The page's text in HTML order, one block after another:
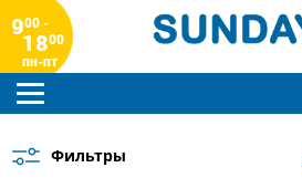
900 -
1800
пн-пт
Фильтры